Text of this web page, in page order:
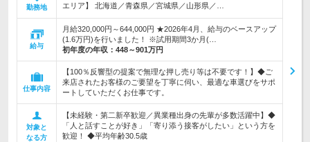
勤務地
エリア】 北海道／青森県／宮城県／山形県／…
給与
月給320,000円～644,000円 ★2026年4月、給与のベースアップ
(1.6万円)を行いました！ ※試用期間3か月(…
初年度の年収： 448～901万円
仕事内容
【100％反響型の提案で無理な押し売り等は不要です！】◆ご
来店されたお客様のご要望を丁寧に伺い、最適な車選びをサポ
ートしていただくお仕事です。
対象と
なる方
【未経験・第二新卒歓迎／異業種出身の先輩が多数活躍中】◆
「人と話すことが好き」「寄り添う接客がしたい」という方を
歓迎！ ◆平均年齢30.5歳